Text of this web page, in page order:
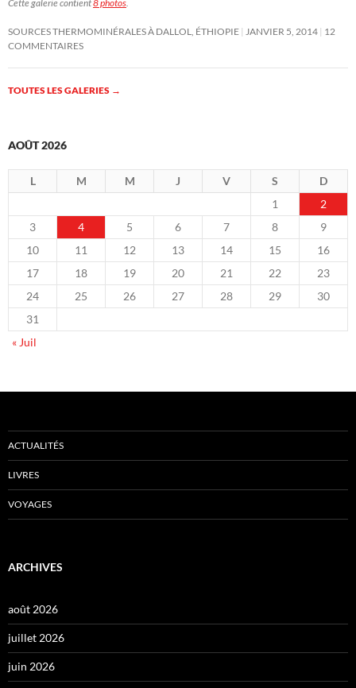
Cette galerie contient8 photos.
SOURCES THERMOMINÉRALES À DALLOL, ÉTHIOPIE JANVIER 5, 2014 12
COMMENTAIRES
TOUTES LES GALERIES →
AOÛT 2026
L M M J V S
D
1
2
3
4 5 6 7 8
9
10
11 12 13 14 15
16
17
18 19 20 21 22
23
24
25 26 27 28 29
30
31
« Juil
ACTUALITÉS
LIVRES
VOYAGES
ARCHIVES
août 2026
juillet 2026
juin 2026